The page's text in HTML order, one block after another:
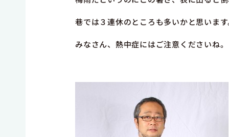
巷では３連休のところも多いかと思いま
みなさん、熱中症にはご注意くださいね。